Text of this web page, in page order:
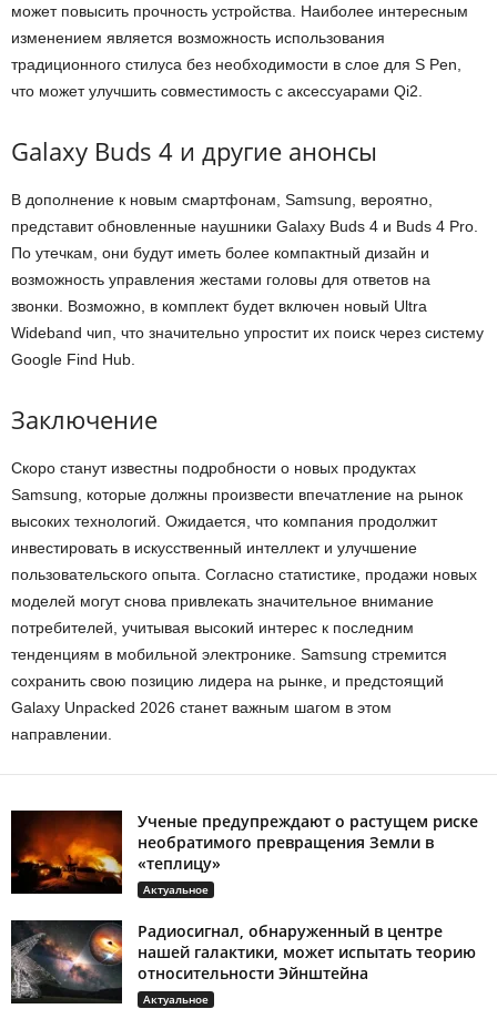
может повысить прочность устройства. Наиболее интересным
изменением является возможность использования
традиционного стилуса без необходимости в слое для S Pen,
что может улучшить совместимость с аксессуарами Qi2.
Galaxy Buds 4 и другие анонсы
В дополнение к новым смартфонам, Samsung, вероятно,
представит обновленные наушники Galaxy Buds 4 и Buds 4 Pro.
По утечкам, они будут иметь более компактный дизайн и
возможность управления жестами головы для ответов на
звонки. Возможно, в комплект будет включен новый Ultra
Wideband чип, что значительно упростит их поиск через систему
Google Find Hub.
Заключение
Скоро станут известны подробности о новых продуктах
Samsung, которые должны произвести впечатление на рынок
высоких технологий. Ожидается, что компания продолжит
инвестировать в искусственный интеллект и улучшение
пользовательского опыта. Согласно статистике, продажи новых
моделей могут снова привлекать значительное внимание
потребителей, учитывая высокий интерес к последним
тенденциям в мобильной электронике. Samsung стремится
сохранить свою позицию лидера на рынке, и предстоящий
Galaxy Unpacked 2026 станет важным шагом в этом
направлении.
Ученые предупреждают о растущем риске
необратимого превращения Земли в
«теплицу»
Актуальное
Радиосигнал, обнаруженный в центре
нашей галактики, может испытать теорию
относительности Эйнштейна
Актуальное